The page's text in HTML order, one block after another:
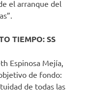
el arranque del
TIEMPO: SS
Espinosa Mejía,
de fondo:
de todas las